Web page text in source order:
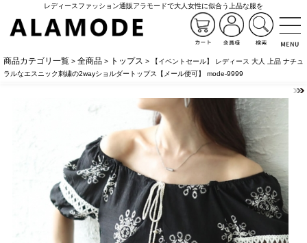
レディースファッション通販アラモードで大人女性に似合う上品な服を
商品カテゴリ一覧 > 全商品 > トップス > 【イベントセール】 レディース 大人 上品 ナチュ
ラルなエスニック刺繍の2wayショルダートップス【メール便可】 mode-9999